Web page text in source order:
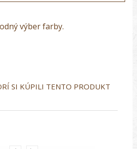
výber farby.
SI KÚPILI TENTO PRODUKT